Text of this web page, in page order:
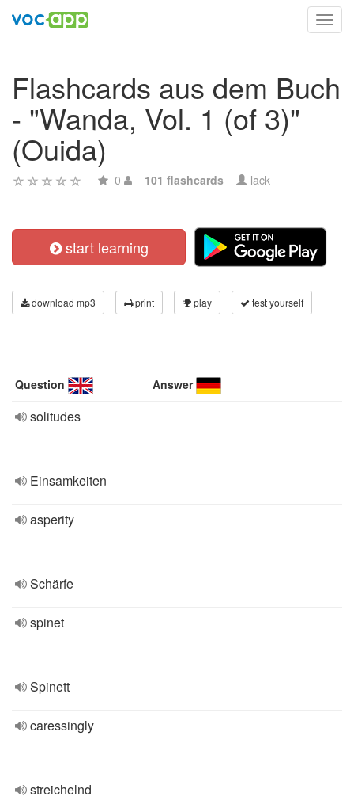
Flashcards aus dem Buch
- "Wanda, Vol. 1 (of 3)"
(Ouida)
0 101 flashcards lack
start learning
download mp3 print play test yourself
Question Answer
solitudes
Einsamkeiten
asperity
Schärfe
spinet
Spinett
caressingly
streichelnd